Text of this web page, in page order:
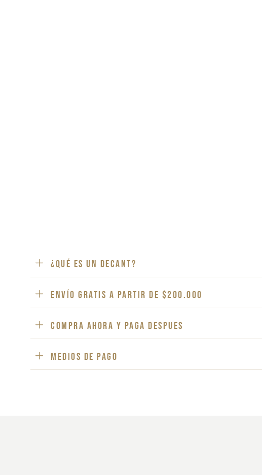
¿Qué es un decant?
ENVÍO GRATIS a partir de $200.000
Compra ahora y paga despues
Medios de pago